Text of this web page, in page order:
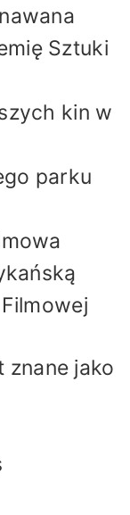
Sztuki
kin w
parku
znane jako